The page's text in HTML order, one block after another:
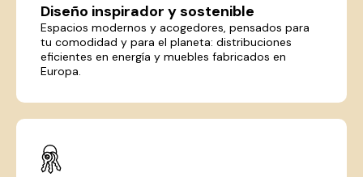
Diseño inspirador y sostenible
Espacios modernos y acogedores, pensados para
tu comodidad y para el planeta: distribuciones
eficientes en energía y muebles fabricados en
Europa.